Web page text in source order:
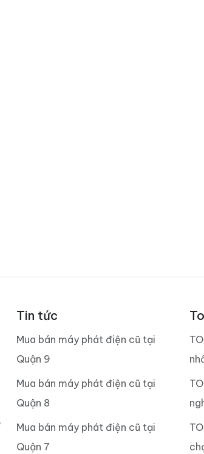
Tin tức
Mua bán máy phát điện cũ tại
Quận 9
Mua bán máy phát điện cũ tại
Quận 8
Mua bán máy phát điện cũ tại
Quận 7